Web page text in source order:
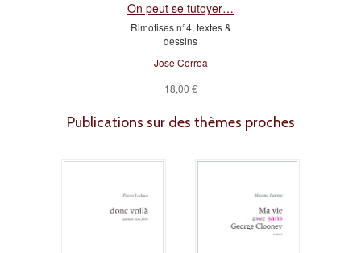
On peut se tutoyer…
Rimotises n°4, textes &
dessins
José Correa
18,00 €
Publications sur des thèmes proches